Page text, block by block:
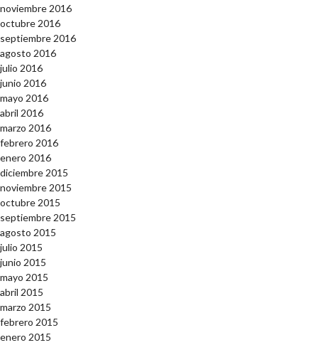
noviembre 2016
octubre 2016
septiembre 2016
agosto 2016
julio 2016
junio 2016
mayo 2016
abril 2016
marzo 2016
febrero 2016
enero 2016
diciembre 2015
noviembre 2015
octubre 2015
septiembre 2015
agosto 2015
julio 2015
junio 2015
mayo 2015
abril 2015
marzo 2015
febrero 2015
enero 2015